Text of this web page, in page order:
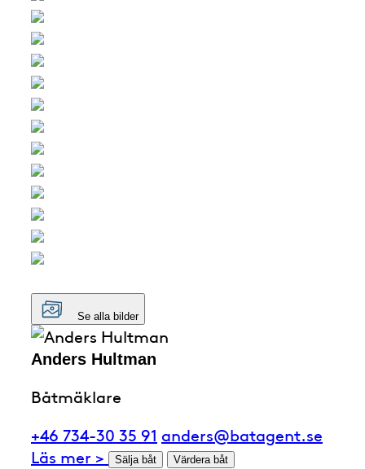
Se alla bilder
Anders Hultman
Båtmäklare
+46 734-30 35 91 anders@batagent.se
Läs mer >
Sälja båt Värdera båt